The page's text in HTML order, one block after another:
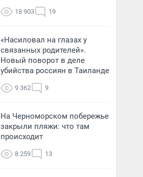
18 903 19
«Насиловал на глазах у
связанных родителей».
Новый поворот в деле
убийства россиян в Таиланде
9 362 9
На Черноморском побережье
закрыли пляжи: что там
происходит
8 259 13